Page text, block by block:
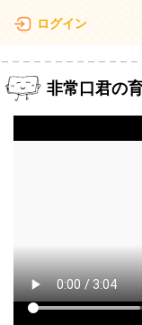
ログイン
非常口君の